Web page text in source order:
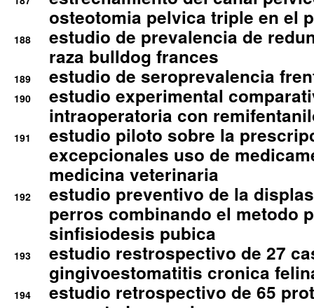
osteotomia pelvica triple en el
188
estudio de prevalencia de
raza bulldog frances
189 estudio de seroprevalencia
190
estudio experimental
intraoperatoria con
191
estudio piloto sobre la
excepcionales uso de
medicina veterinaria
192
estudio preventivo de la
perros combinando el metodo
sinfisiodesis pubica
193
estudio restrospectivo de 27
gingivoestomatitis cronica
194
estudio retrospectivo de 65